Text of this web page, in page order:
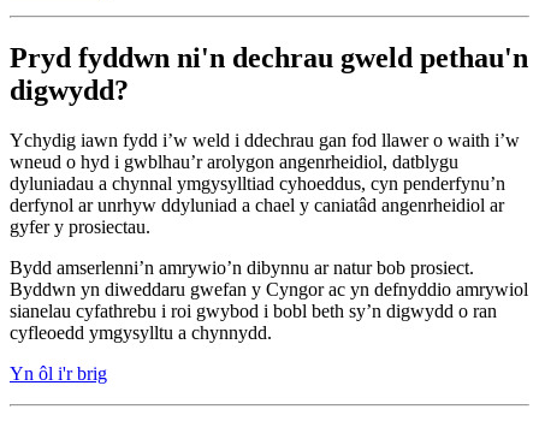
Pryd fyddwn ni'n dechrau gweld pethau'n
digwydd?
Ychydig iawn fydd i’w weld i ddechrau gan fod llawer o waith i’w
wneud o hyd i gwblhau’r arolygon angenrheidiol, datblygu
dyluniadau a chynnal ymgysylltiad cyhoeddus, cyn penderfynu’n
derfynol ar unrhyw ddyluniad a chael y caniatâd angenrheidiol ar
gyfer y prosiectau.
Bydd amserlenni’n amrywio’n dibynnu ar natur bob prosiect.
Byddwn yn diweddaru gwefan y Cyngor ac yn defnyddio amrywiol
sianelau cyfathrebu i roi gwybod i bobl beth sy’n digwydd o ran
cyfleoedd ymgysylltu a chynnydd.
Yn ôl i'r brig